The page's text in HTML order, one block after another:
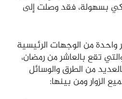
بسهولة، فقد وصلت إلى
واحدة من الوجهات الرئيسية
تقع بالعاشر من رمضان،
من الطرق والوسائل
الزوار ومن بينها: